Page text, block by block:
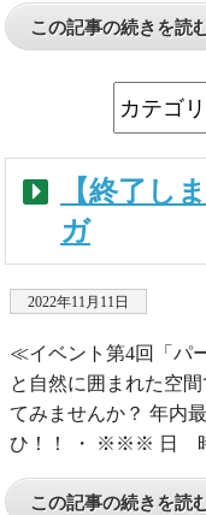
この記事の続きを読
【終了し
ガ
2022年11月11日
≪イベント第4回「パ
と自然に囲まれた空
てみませんか？ 年内
ひ！！ ・ ※※※ 日
この記事の続きを読